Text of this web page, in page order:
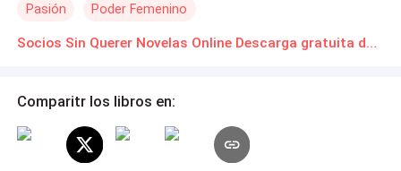
saber que estaba a punto de cambiar su vida. Aquel
encuentro entre Alexa Amery y Landon Lombardi no fue
ajenos... estaban destinados a cruzarse. Y no por azar.
estaba a punto de comenzar no era solo una historia. Era
el inicio de algo más grande. LA REPRODUCCIÓN
Pasión Poder Femenino
Socios Sin Querer Novelas Online Descarga gratuita de PDF
Comparitr los libros en: